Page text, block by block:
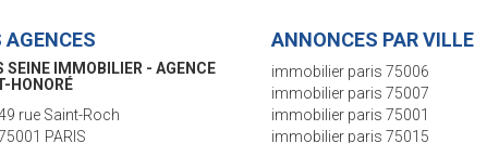
AGENCES
SEINE IMMOBILIER - AGENCE
VANEAU
rue de Sèvres
PARIS
ANNONCES PAR VILLE
immobilier paris 75006
immobilier paris 75007
immobilier paris 75001
immobilier paris 75015